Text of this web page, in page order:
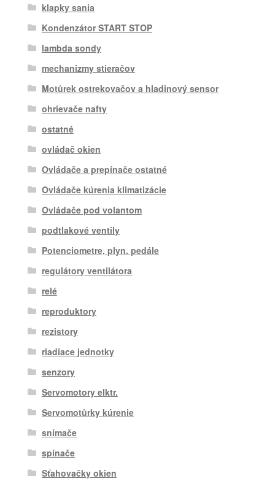
klapky sania
Kondenzátor START STOP
lambda sondy
mechanizmy stieračov
Motůrek ostrekovačov a hladinový sensor
ohrievače nafty
ostatné
ovládač okien
Ovládače a prepínače ostatné
Ovládače kúrenia klimatizácie
Ovládače pod volantom
podtlakové ventily
Potenciometre, plyn. pedále
regulátory ventilátora
relé
reproduktory
rezistory
riadiace jednotky
senzory
Servomotory elktr.
Servomotůrky kúrenie
snímače
spínače
Sťahovačky okien